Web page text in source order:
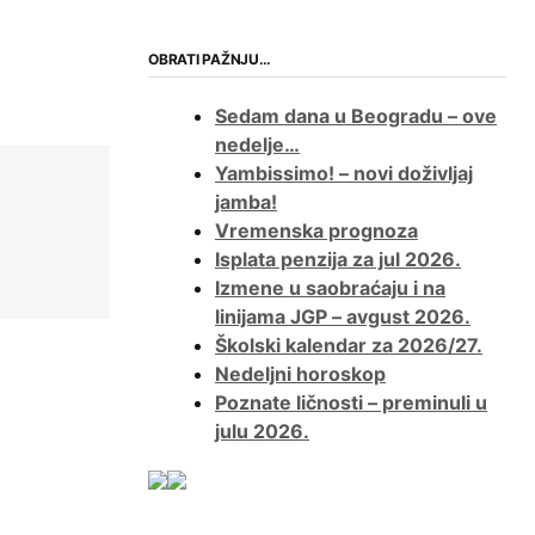
OBRATI PAŽNJU…
Sedam dana u Beogradu – ove
nedelje…
Yambissimo! – novi doživljaj
jamba!
Vremenska prognoza
Isplata penzija za jul 2026.
Izmene u saobraćaju i na
linijama JGP – avgust 2026.
Školski kalendar za 2026/27.
Nedeljni horoskop
Poznate ličnosti – preminuli u
julu 2026.